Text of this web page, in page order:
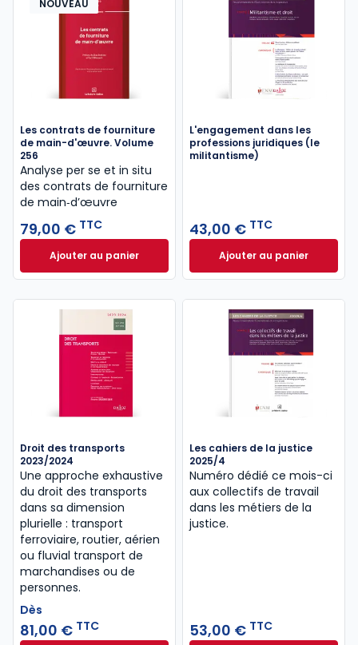
NOUVEAU
Les contrats de fourniture
de main-d'œuvre. Volume
256
Analyse per se et in situ
des contrats de fourniture
de main‑d’œuvre
79,00 € TTC
Ajouter au panierLes contrats de fourniture de main-d'œuvre.
L'engagement dans les
professions juridiques (le
militantisme)
43,00 € TTC
Ajouter au panier
L'engagement
Droit des transports
2023/2024
Une approche exhaustive
du droit des transports
dans sa dimension
plurielle : transport
ferroviaire, routier, aérien
ou fluvial transport de
marchandises ou de
personnes.
Dès
81,00 € TTC
Les cahiers de la justice
2025/4
Numéro dédié ce mois-ci
aux collectifs de travail
dans les métiers de la
justice.
53,00 € TTC